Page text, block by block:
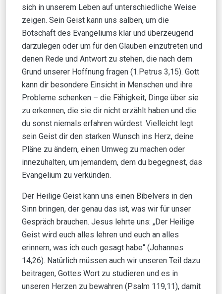
sich in unserem Leben auf unterschiedliche Weise
zeigen. Sein Geist kann uns salben, um die
Botschaft des Evangeliums klar und überzeugend
darzulegen oder um für den Glauben einzutreten und
denen Rede und Antwort zu stehen, die nach dem
Grund unserer Hoffnung fragen (1.Petrus 3,15). Gott
kann dir besondere Einsicht in Menschen und ihre
Probleme schenken – die Fähigkeit, Dinge über sie
zu erkennen, die sie dir nicht erzählt haben und die
du sonst niemals erfahren würdest. Vielleicht legt
sein Geist dir den starken Wunsch ins Herz, deine
Pläne zu ändern, einen Umweg zu machen oder
innezuhalten, um jemandem, dem du begegnest, das
Evangelium zu verkünden.
Der Heilige Geist kann uns einen Bibelvers in den
Sinn bringen, der genau das ist, was wir für unser
Gespräch brauchen. Jesus lehrte uns: „Der Heilige
Geist wird euch alles lehren und euch an alles
erinnern, was ich euch gesagt habe“ (Johannes
14,26). Natürlich müssen auch wir unseren Teil dazu
beitragen, Gottes Wort zu studieren und es in
unseren Herzen zu bewahren (Psalm 119,11), damit